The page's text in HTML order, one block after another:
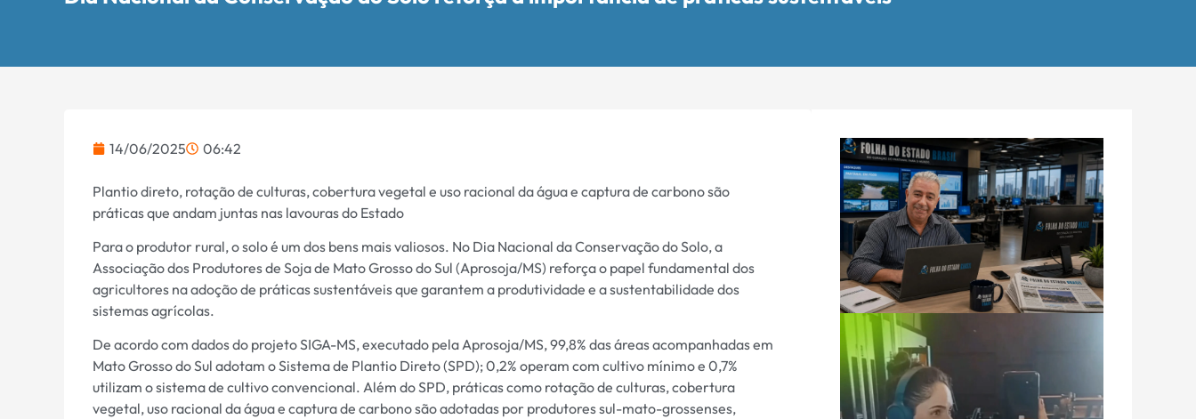
14/06/2025 06:42
​Plantio direto, rotação de culturas, cobertura vegetal e uso racional da água e captura de carbono são
práticas que andam juntas nas lavouras do Estado
Para o produtor rural, o solo é um dos bens mais valiosos. No Dia Nacional da Conservação do Solo, a
Associação dos Produtores de Soja de Mato Grosso do Sul (Aprosoja/MS) reforça o papel fundamental dos
agricultores na adoção de práticas sustentáveis que garantem a produtividade e a sustentabilidade dos
sistemas agrícolas.
De acordo com dados do projeto SIGA-MS, executado pela Aprosoja/MS, 99,8% das áreas acompanhadas em
Mato Grosso do Sul adotam o Sistema de Plantio Direto (SPD); 0,2% operam com cultivo mínimo e 0,7%
utilizam o sistema de cultivo convencional. Além do SPD, práticas como rotação de culturas, cobertura
vegetal, uso racional da água e captura de carbono são adotadas por produtores sul-mato-grossenses,